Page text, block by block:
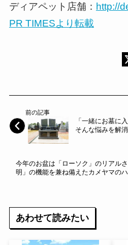
ディアペット店舗： http://
PR TIMESより転載
前の記事
「一緒にお墓に
そんな悩みを解
今年のお盆は「ローソク」のリアル
明」の機能を兼ね備えたカメヤマの
あわせて読みたい